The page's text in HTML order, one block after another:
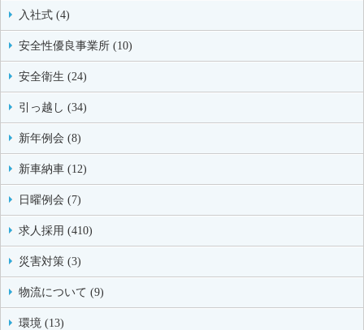
入社式 (4)
安全性優良事業所 (10)
安全衛生 (24)
引っ越し (34)
新年例会 (8)
新車納車 (12)
日曜例会 (7)
求人採用 (410)
災害対策 (3)
物流について (9)
環境 (13)